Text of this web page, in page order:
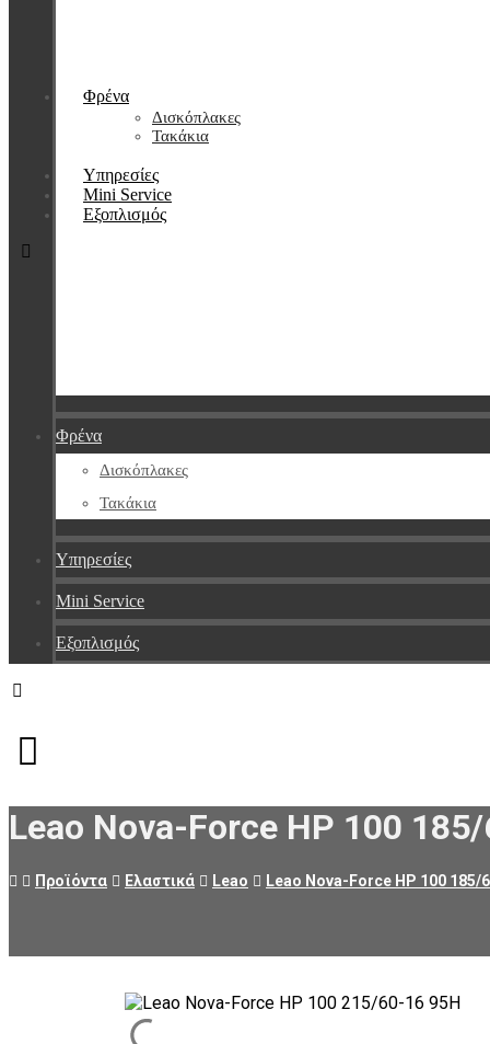
Φρένα
Δισκόπλακες
Τακάκια
Υπηρεσίες
Mini Service
Εξοπλισμός
Φρένα
Δισκόπλακες
Τακάκια
Υπηρεσίες
Mini Service
Εξοπλισμός
Leao Nova-Force HP 100
Προϊόντα Ελαστικά Leao Leao Nova-Force HP 100 185/